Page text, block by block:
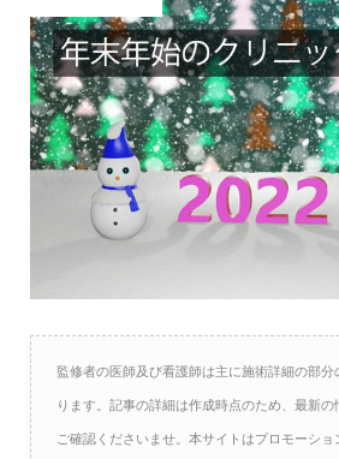
監修者の医師及び看護師は主に施術詳細の部
ります。記事の詳細は作成時点のため、最新
ご確認くださいませ。本サイトはプロモーショ